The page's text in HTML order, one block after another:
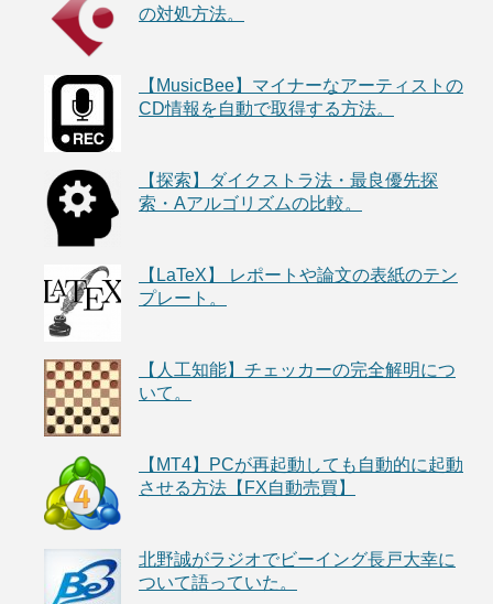
の対処方法。
【MusicBee】マイナーなアーティストの
CD情報を自動で取得する方法。
【探索】ダイクストラ法・最良優先探
索・Aアルゴリズムの比較。
【LaTeX】 レポートや論文の表紙のテン
プレート。
【人工知能】チェッカーの完全解明につ
いて。
【MT4】PCが再起動しても自動的に起動
させる方法【FX自動売買】
北野誠がラジオでビーイング長戸大幸に
ついて語っていた。